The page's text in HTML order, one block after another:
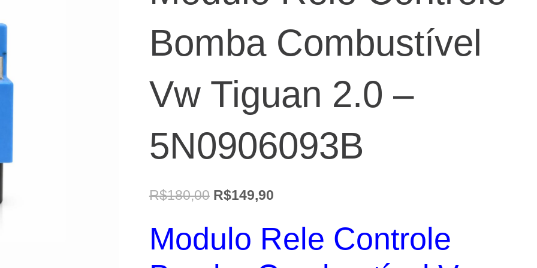
Bomba Combustível
Vw Tiguan 2.0 –
5N0906093B
R$180,00 O
original
R$149,90O
atual
Modulo Rele Controle